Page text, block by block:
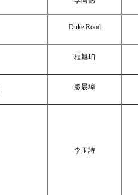
Duke Rood
程旭珀
廖晨瑋
李玉詩